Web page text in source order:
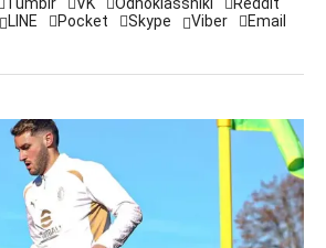
LINE Pocket Skype Viber Email